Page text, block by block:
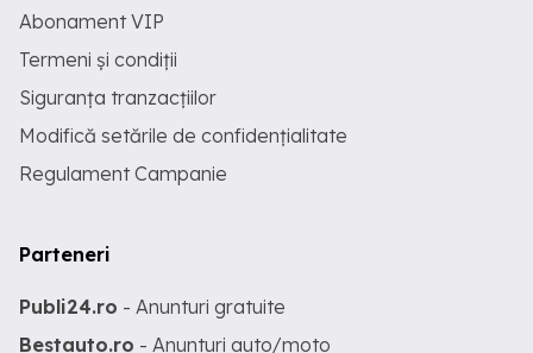
Abonament VIP
Termeni și condiții
Siguranța tranzacțiilor
Modifică setările de confidențialitate
Regulament Campanie
Parteneri
Publi24.ro - Anunturi gratuite
Bestauto.ro - Anunturi auto/moto